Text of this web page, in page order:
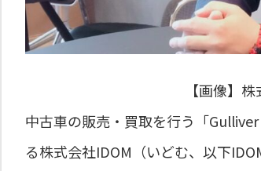
【画像】 株
中古車の販売・買取を行う「
る株式会社IDOM（いどむ、以下